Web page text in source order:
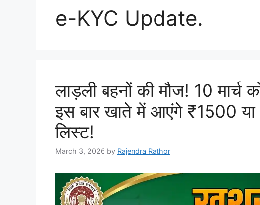
e-KYC Update.
लाड़ली बहनों की मौज! 10 मार्च
इस बार खाते में आएंगे ₹1500
लिस्ट!
March 3, 2026 by Rajendra Rathor